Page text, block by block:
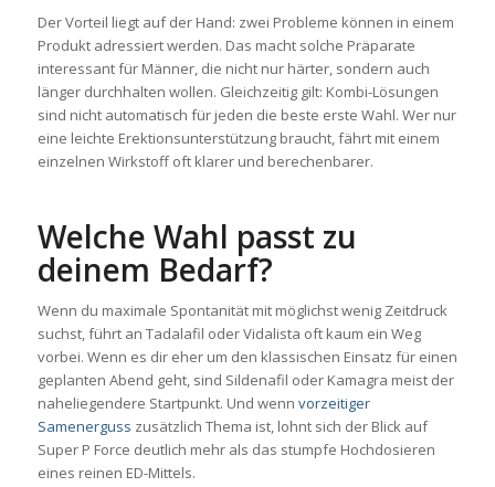
Der Vorteil liegt auf der Hand: zwei Probleme können in einem
Produkt adressiert werden. Das macht solche Präparate
interessant für Männer, die nicht nur härter, sondern auch
länger durchhalten wollen. Gleichzeitig gilt: Kombi-Lösungen
sind nicht automatisch für jeden die beste erste Wahl. Wer nur
eine leichte Erektionsunterstützung braucht, fährt mit einem
einzelnen Wirkstoff oft klarer und berechenbarer.
Welche Wahl passt zu
deinem Bedarf?
Wenn du maximale Spontanität mit möglichst wenig Zeitdruck
suchst, führt an Tadalafil oder Vidalista oft kaum ein Weg
vorbei. Wenn es dir eher um den klassischen Einsatz für einen
geplanten Abend geht, sind Sildenafil oder Kamagra meist der
naheliegendere Startpunkt. Und wenn vorzeitiger
Samenerguss zusätzlich Thema ist, lohnt sich der Blick auf
Super P Force deutlich mehr als das stumpfe Hochdosieren
eines reinen ED-Mittels.